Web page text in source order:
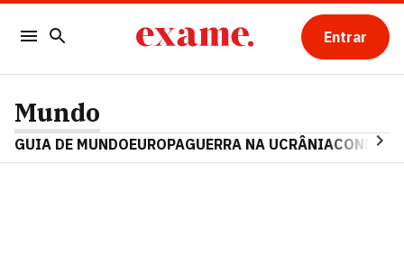
Entrar
Mundo
GUIA DE MUNDOEUROPAGUERRA NA UCRÂNIA